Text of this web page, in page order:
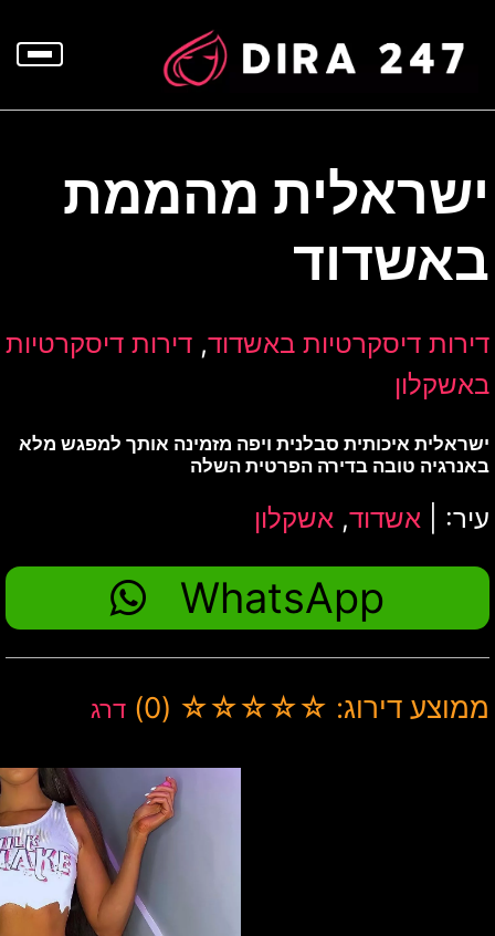
ישראלית מהממת
באשדוד
דירות דיסקרטיות באשדוד, דירות דיסקרטיות
באשקלון
ישראלית איכותית סבלנית ויפה מזמינה אותך למפגש מלא
באנרגיה טובה בדירה הפרטית השלה
עיר: | אשדוד, אשקלון
WhatsApp
ממוצע דירוג: ☆☆☆☆☆ (0) דרג